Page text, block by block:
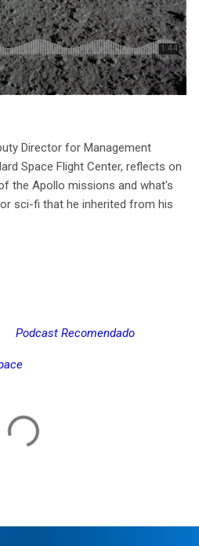
Director for Management
Space Flight Center, reflects on
the Apollo missions and what's
sci-fi that he inherited from his
Podcast Recomendado